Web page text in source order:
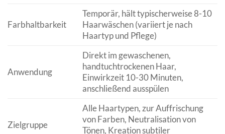
Farbhaltbarkeit
Temporär, hält typischerweise 8-10
Haarwäschen (variiert je nach
Haartyp und Pflege)
Anwendung
Direkt im gewaschenen,
handtuchtrockenen Haar,
Einwirkzeit 10-30 Minuten,
anschließend ausspülen
Zielgruppe
Alle Haartypen, zur Auffrischung
von Farben, Neutralisation von
Tönen, Kreation subtiler